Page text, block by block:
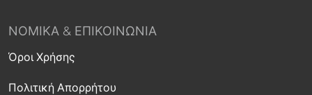
ΝΟΜΙΚΆ & ΕΠΙΚΟΙΝΩΝΊΑ
Όροι Χρήσης
Πολιτική Απορρήτου